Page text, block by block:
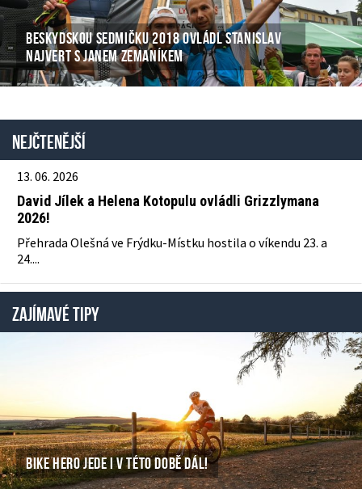
BESKYDSKOU SEDMIČKU 2018 OVLÁDL STANISLAV
NAJVERT S JANEM ZEMANÍKEM
Nejčtenější
13. 06. 2026
David Jílek a Helena Kotopulu ovládli Grizzlymana
2026!
Přehrada Olešná ve Frýdku-Místku hostila o víkendu 23. a
24....
ZAJÍMAVÉ TIPY
BIKE HERO JEDE I V TÉTO DOBĚ DÁL!